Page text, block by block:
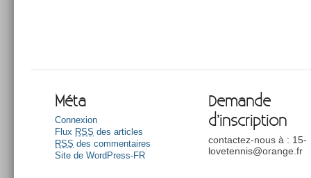
Méta
Connexion
Flux RSS des articles
RSS des commentaires
Site de WordPress-FR
Demande
d’inscription
contactez-nous à : 15-
lovetennis@orange.fr